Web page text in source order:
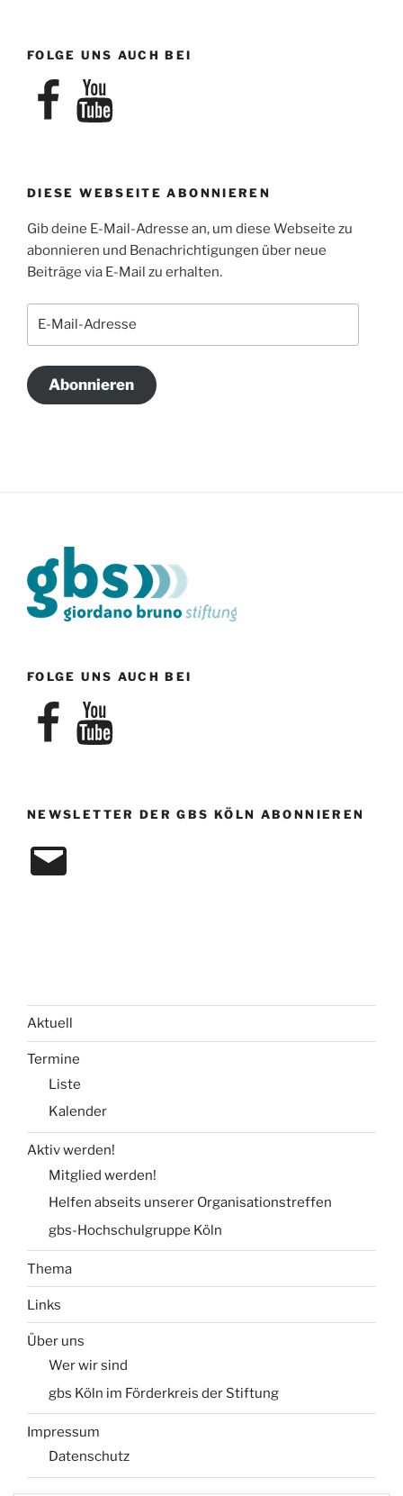
FOLGE UNS AUCH BEI
FacebookYouTube
DIESE WEBSEITE ABONNIEREN
Gib deine E-Mail-Adresse an, um diese Webseite zu
abonnieren und Benachrichtigungen über neue
Beiträge via E-Mail zu erhalten.
Abonnieren
FOLGE UNS AUCH BEI
FacebookYouTube
NEWSLETTER DER GBS KÖLN ABONNIEREN
E-
Mail
Aktuell
Termine
Liste
Kalender
Aktiv werden!
Mitglied werden!
Helfen abseits unserer Organisationstreffen
gbs-Hochschulgruppe Köln
Thema
Links
Über uns
Wer wir sind
gbs Köln im Förderkreis der Stiftung
Impressum
Datenschutz